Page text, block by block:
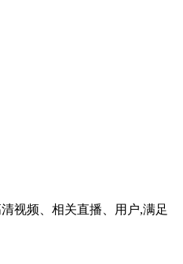
视频、相关直播、用户,满足